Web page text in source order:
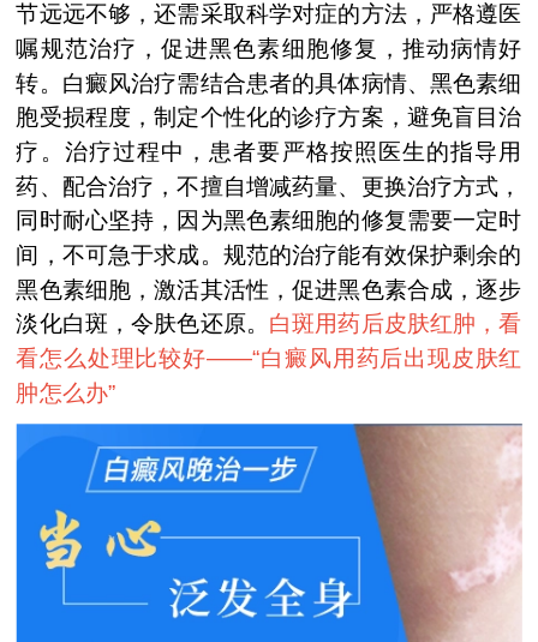
节远远不够，还需采取科学对症的方法，严格遵医
嘱规范治疗，促进黑色素细胞修复，推动病情好
转。白癜风治疗需结合患者的具体病情、黑色素细
胞受损程度，制定个性化的诊疗方案，避免盲目治
疗。治疗过程中，患者要严格按照医生的指导用
药、配合治疗，不擅自增减药量、更换治疗方式，
同时耐心坚持，因为黑色素细胞的修复需要一定时
间，不可急于求成。规范的治疗能有效保护剩余的
黑色素细胞，激活其活性，促进黑色素合成，逐步
淡化白斑，令肤色还原。 白斑用药后皮肤红肿，看
看怎么处理比较好——“白癜风用药后出现皮肤红
肿怎么办”